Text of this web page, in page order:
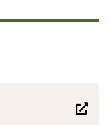
